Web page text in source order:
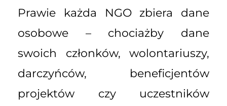
Prawie każda NGO zbiera dane
osobowe – chociażby dane
swoich członków, wolontariuszy,
darczyńców, beneficjentów
projektów czy uczestników